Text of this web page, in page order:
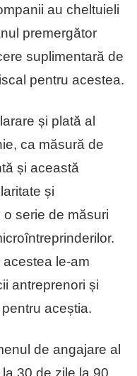
au cheltuieli
premergător
suplimentară de
pentru acestea.
și plată al
ca măsură de
și această
și
serie de măsuri
le-am
antreprenori și
aceștia.
de angajare al
30 de zile la 90